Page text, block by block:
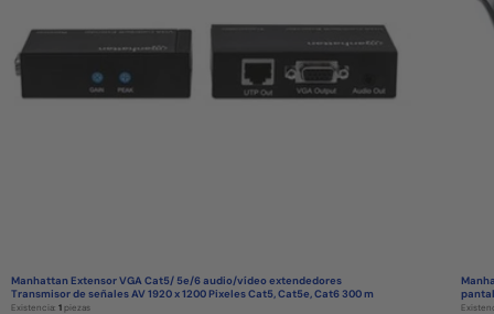
Manhattan Extensor VGA Cat5/ 5e/6 audio/vídeo extendedores
Transmisor de señales AV 1920 x 1200 Pixeles Cat5, Cat5e, Cat6 300 m
Existencia: 1 piezas